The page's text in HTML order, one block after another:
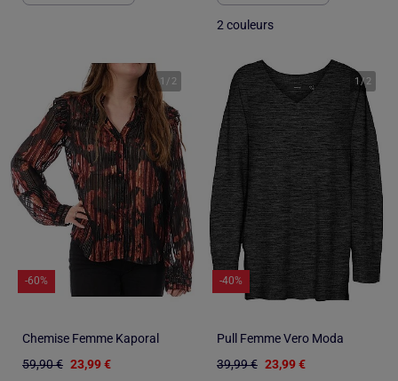
2 couleurs
1 / 2
-60%
Chemise Femme Kaporal
59,90 € 23,99 €
1 / 2
-40%
Pull Femme Vero Moda
39,99 € 23,99 €